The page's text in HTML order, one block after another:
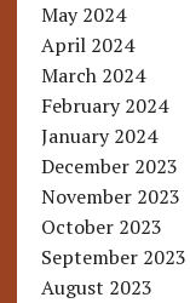
May 2024
April 2024
March 2024
February 2024
January 2024
December 2023
November 2023
October 2023
September 2023
August 2023